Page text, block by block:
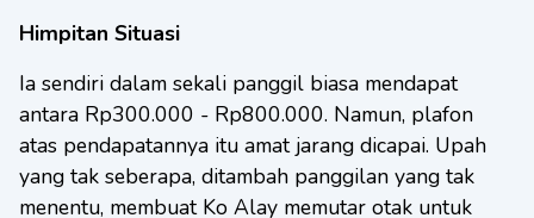
Himpitan Situasi
Ia sendiri dalam sekali panggil biasa mendapat
antara Rp300.000 - Rp800.000. Namun, plafon
atas pendapatannya itu amat jarang dicapai. Upah
yang tak seberapa, ditambah panggilan yang tak
menentu, membuat Ko Alay memutar otak untuk